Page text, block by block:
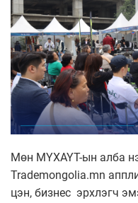
Мөн МҮХАҮТ-ын алба
Trademongolia.mn
цэн, бизнес эрхлэгч